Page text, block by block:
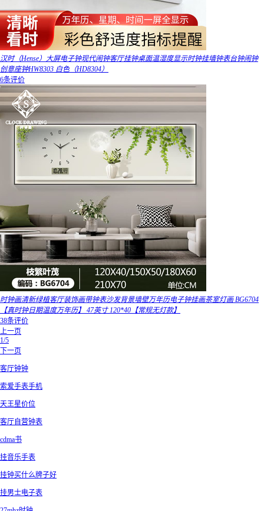
汉时（Hense）大屏电子钟现代闹钟客厅挂钟桌面温湿度显示时钟挂墙钟表台钟闹钟
创意座钟HW8303 白色（HD8304）
6条评价
时钟画清新绿植客厅装饰画带钟表沙发背景墙壁万年历电子钟挂画茶室灯画 BG6704
【真时钟日期温度万年历】 47英寸 120*40【常规无灯款】
38条评价
上一页
1/5
下一页
客厅钟钟
索爱手表手机
天王星价位
客厅自营钟表
cdma书
挂音乐手表
挂钟买什么牌子好
挂男士电子表